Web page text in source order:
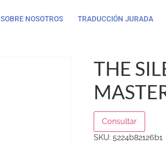
SOBRE NOSOTROS TRADUCCIÓN JURADA
THE
Consultar
SKU: 5224b82126b1